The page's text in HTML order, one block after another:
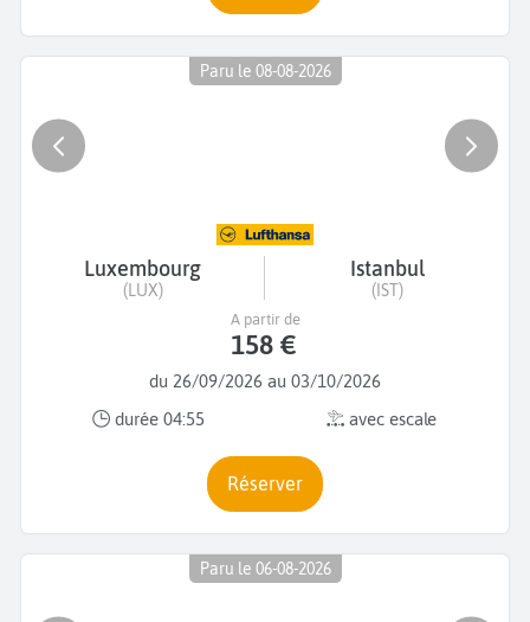
Paru le 08-08-2026
Luxembourg
(LUX)
Istanbul
(IST)
du 26/09/2026 au 03/10/2026
durée 04:55
avec escale
A partir de
158 €
Réserver
Paru le 06-08-2026